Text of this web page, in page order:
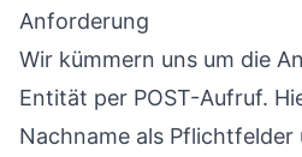
Anforderung
Wir kümmern uns um die
Entität per POST-Aufruf.
Nachname als Pflichtfelder